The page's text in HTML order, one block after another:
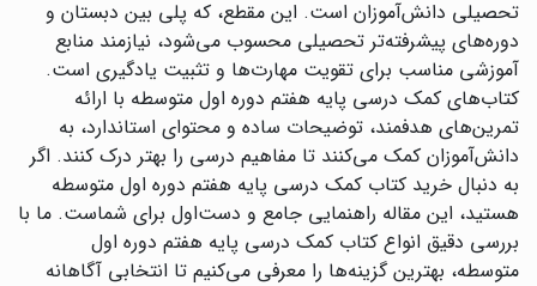
تحصیلی دانش‌آموزان است. این مقطع، که پلی بین دبستان و
دوره‌های پیشرفته‌تر تحصیلی محسوب می‌شود، نیازمند منابع
آموزشی مناسب برای تقویت مهارت‌ها و تثبیت یادگیری است.
کتاب‌های کمک درسی پایه هفتم دوره اول متوسطه با ارائه
تمرین‌های هدفمند، توضیحات ساده و محتوای استاندارد، به
دانش‌آموزان کمک می‌کنند تا مفاهیم درسی را بهتر درک کنند. اگر
به دنبال خرید کتاب کمک درسی پایه هفتم دوره اول متوسطه
هستید، این مقاله راهنمایی جامع و دست‌اول برای شماست. ما با
بررسی دقیق انواع کتاب کمک درسی پایه هفتم دوره اول
متوسطه، بهترین گزینه‌ها را معرفی می‌کنیم تا انتخابی آگاهانه